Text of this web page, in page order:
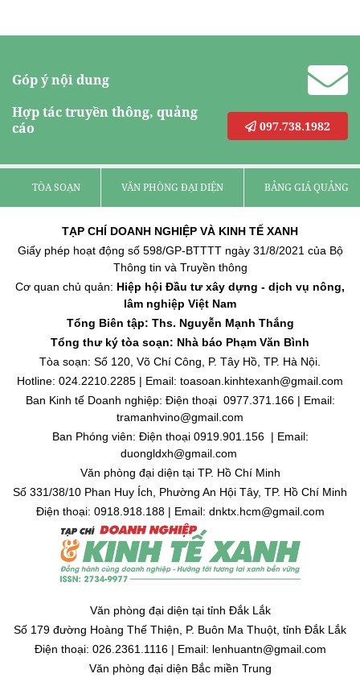
Góp ý nội dung
Hợp tác truyền thông, quảng
cáo
097.738.1982
TÒA SOẠN VĂN PHÒNG ĐẠI DIỆN BẢNG GIÁ QUẢNG
TẠP CHÍ DOANH NGHIỆP VÀ KINH TẾ XANH
Giấy phép hoạt động số 598/GP-BTTTT ngày 31/8/2021 của Bộ
Thông tin và Truyền thông
Cơ quan chủ quản: Hiệp hội Đầu tư xây dựng - dịch vụ nông,
lâm nghiệp Việt Nam
Tổng Biên tập: Ths. Nguyễn Mạnh Thắng
Tổng thư ký tòa soạn: Nhà báo Phạm Văn Bình
Tòa soạn: Số 120, Võ Chí Công, P. Tây Hồ, TP. Hà Nội.
Hotline: 024.2210.2285 | Email: toasoan.kinhtexanh@gmail.com
Ban Kinh tế Doanh nghiệp: Điện thoại 0977.371.166 | Email:
tramanhvino@gmail.com
Ban Phóng viên: Điện thoại 0919.901.156 | Email:
duongldxh@gmail.com
Văn phòng đại diện tại TP. Hồ Chí Minh
Số 331/38/10 Phan Huy Ích, Phường An Hội Tây, TP. Hồ Chí Minh
Điện thoại: 0918.918.188 | Email: dnktx.hcm@gmail.com
Văn phòng đại diện tại tỉnh Đắk Lắk
Số 179 đường Hoàng Thế Thiện, P. Buôn Ma Thuột, tỉnh Đắk Lắk
Điện thoại: 026.2361.1116 | Email: lenhuantn@gmail.com
Văn phòng đại diện Bắc miền Trung